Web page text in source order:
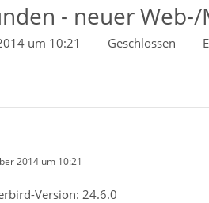
- neuer
um 10:21 Geschlossen
2014 um 10:21
Version: 24.6.0